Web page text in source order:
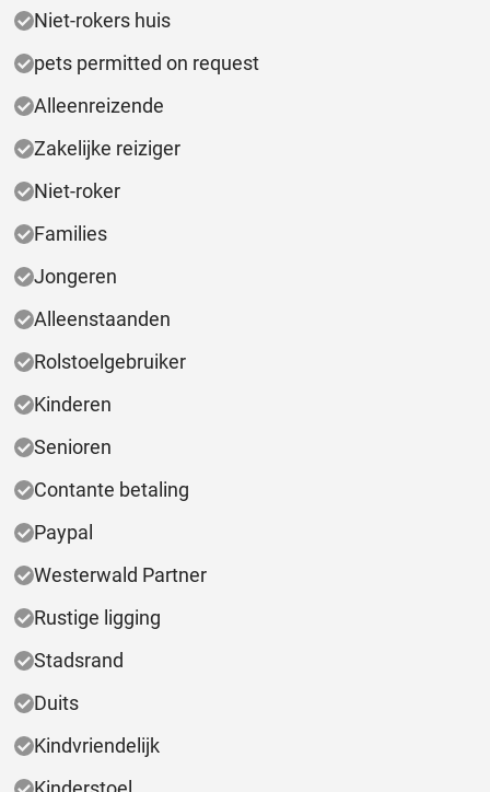
Niet-rokers huis
pets permitted on request
Alleenreizende
Zakelijke reiziger
Niet-roker
Families
Jongeren
Alleenstaanden
Rolstoelgebruiker
Kinderen
Senioren
Contante betaling
Paypal
Westerwald Partner
Rustige ligging
Stadsrand
Duits
Kindvriendelijk